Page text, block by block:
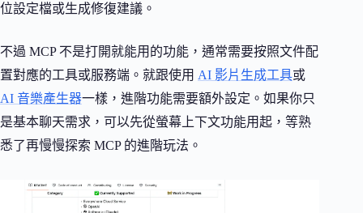
位設定檔或生成修復建議。
不過 MCP 不是打開就能用的功能，通常需要按照文件配
置對應的工具或服務端。就跟使用 AI 影片生成工具或
AI 音樂產生器一樣，進階功能需要額外設定。如果你只
是基本聊天需求，可以先從螢幕上下文功能用起，等熟
悉了再慢慢探索 MCP 的進階玩法。